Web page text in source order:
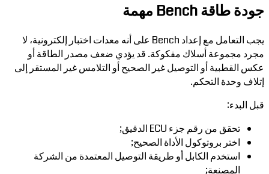
جودة طاقة Bench مهمة
يجب التعامل مع إعداد Bench على أنه معدات اختبار إلكترونية، لا
مجرد مجموعة أسلاك مفكوكة. قد يؤدي ضعف مصدر الطاقة أو
عكس القطبية أو التوصيل غير الصحيح أو التلامس غير المستقر إلى
إتلاف وحدة التحكم.
قبل البدء:
تحقق من رقم جزء ECU الدقيق;
اختر بروتوكول الأداة الصحيح;
استخدم الكابل أو طريقة التوصيل المعتمدة من الشركة
المصنعة;